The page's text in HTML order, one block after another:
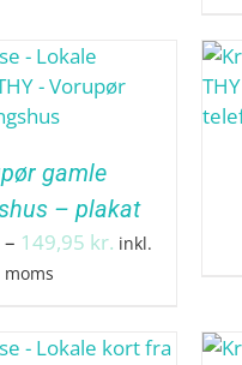
gamle
– plakat
– 149,95 kr.Prisinterval:
149,95 kr.
inkl.
moms